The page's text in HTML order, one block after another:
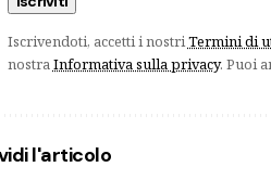
Iscrivendoti, accetti i nostriTermini di
nostraInformativa sulla privacy. Puoi
l'articolo